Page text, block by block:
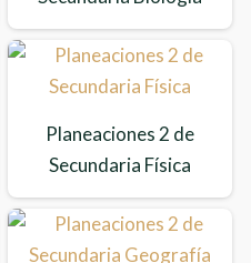
Planeaciones 2 de
Secundaria Física